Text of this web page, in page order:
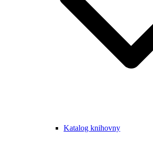
Katalog knihovny